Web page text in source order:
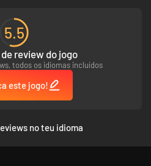
5.5
review do jogo
todos os idiomas incluídos
este jogo!
no teu idioma